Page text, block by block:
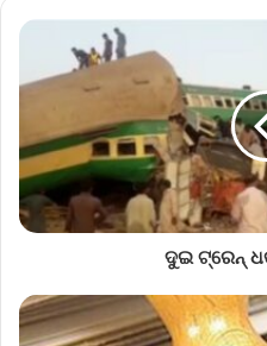
ଦୁଇ ଟ୍ରେନ୍‌